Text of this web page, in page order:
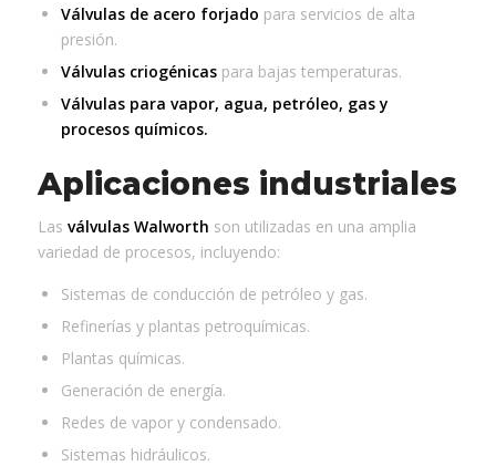
Válvulas de acero forjado para servicios de alta
presión.
Válvulas criogénicaspara bajas temperaturas.
Válvulas para vapor, agua, petróleo, gas y
procesos químicos.
Aplicaciones industriales
Las válvulas Walworth son utilizadas en una amplia
variedad de procesos, incluyendo:
Sistemas de conducción de petróleo y gas.
Refinerías y plantas petroquímicas.
Plantas químicas.
Generación de energía.
Redes de vapor y condensado.
Sistemas hidráulicos.